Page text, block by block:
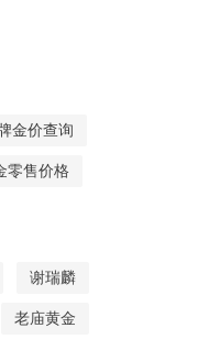
金价查询
零售价格
谢瑞麟
老庙黄金